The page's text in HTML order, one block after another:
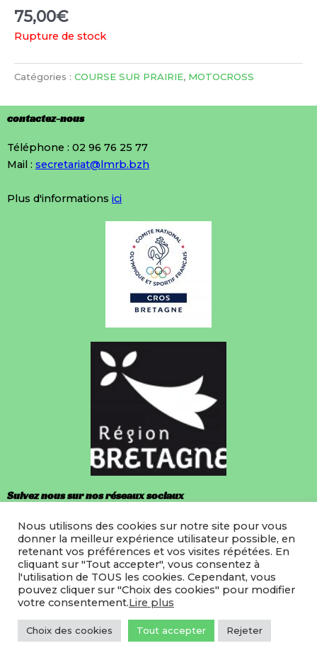
75,00€
Rupture de stock
Catégories : COURSE SUR PRAIRIE, MOTOCROSS
contactez-nous
Téléphone : 02 96 76 25 77
Mail : secretariat@lmrb.bzh
Plus d'informations ici
Suivez nous sur nos réseaux sociaux
Facebook
Instagram
©2022 LMRB
Site hebergé par Icodia
Nous utilisons des cookies sur notre site pour vous
donner la meilleur expérience utilisateur possible, en
retenant vos préférences et vos visites répétées. En
cliquant sur "Tout accepter", vous consentez à
l'utilisation de TOUS les cookies. Cependant, vous
pouvez cliquer sur "Choix des cookies" pour modifier
votre consentement.Lire plus
Choix des cookies Tout accepter Rejeter